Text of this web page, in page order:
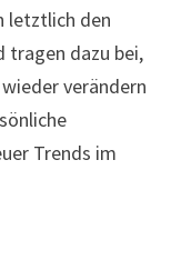
den
tragen dazu bei,
verändern
Trends im